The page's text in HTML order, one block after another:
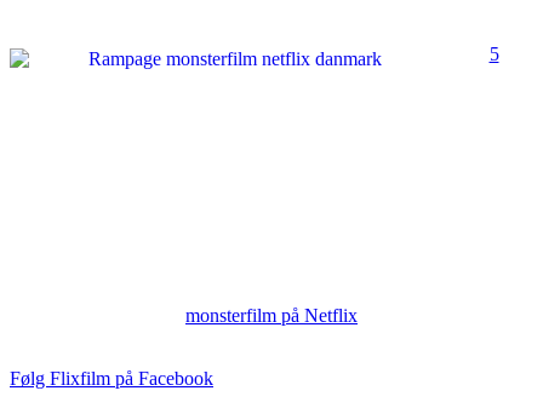
5
monsterfilm på Netflix
Følg Flixfilm på Facebook